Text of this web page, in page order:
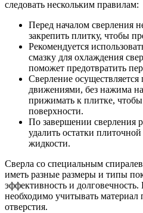
следовать нескольким правилам:
Перед началом сверления
закрепить плитку, чтобы
Рекомендуется
смазку для охлаждения
поможет предотвратить
Сверление
движениями, без нажима
прижимать к плитке,
поверхности.
По завершении сверления
удалить остатки
жидкости.
Сверла со специальным
иметь разные размеры и типы
эффективность и
необходимо учитывать
отверстия.